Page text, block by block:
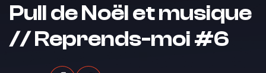
Pull de Noël et musique
// Reprends-moi #6